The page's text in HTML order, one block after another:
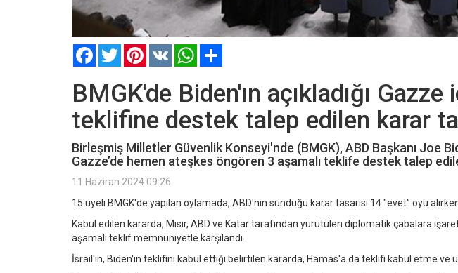
FacebookTwitterPinterest
VK WhatsApp
BMGK'de Biden'ın açıkladığı
teklifine destek talep edilen karar
Birleşmiş Milletler Güvenlik Konseyi'nde (BMGK), ABD Başkanı Joe
Gazze’de hemen ateşkes öngören 3 aşamalı teklife destek talep
11 Haziran 2024 09:26
15 üyeli BMGK'de yapılan oylamada, ABD'nin sunduğu karar tasarısı 14 "evet" oyu
Kabul edilen kararda, Mısır, ABD ve Katar tarafından yürütülen diplomatik çabalara
aşamalı teklif memnuniyetle karşılandı.
İsrail'in, Biden'ın teklifini kabul ettiği belirtilen kararda, Hamas'a da teklifi kabul etme ve